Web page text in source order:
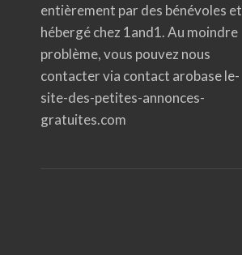
entièrement par des bénévoles et
hébergé chez 1and1. Au moindre
problème, vous pouvez nous
contacter via contact arobase le-
site-des-petites-annonces-
gratuites.com